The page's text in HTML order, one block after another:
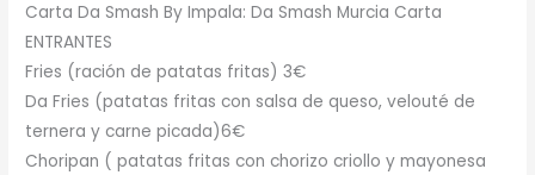
Carta Da Smash By Impala: Da Smash Murcia Carta
ENTRANTES
Fries (ración de patatas fritas) 3€
Da Fries (patatas fritas con salsa de queso, velouté de
ternera y carne picada)6€
Choripan ( patatas fritas con chorizo criollo y mayonesa